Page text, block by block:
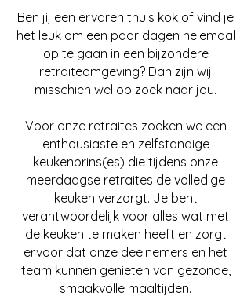
Ben jij een ervaren thuis kok of vind je
het leuk om een paar dagen helemaal
op te gaan in een bijzondere
retraiteomgeving? Dan zijn wij
misschien wel op zoek naar jou.
Voor onze retraites zoeken we een
enthousiaste en zelfstandige
keukenprins(es) die tijdens onze
meerdaagse retraites de volledige
keuken verzorgt. Je bent
verantwoordelijk voor alles wat met
de keuken te maken heeft en zorgt
ervoor dat onze deelnemers en het
team kunnen genieten van gezonde,
smaakvolle maaltijden.